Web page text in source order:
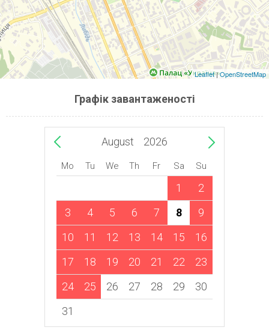
Leaflet|OpenStreetMap
Графік завантаженості
August 2026
Mo Tu We Th Fr Sa Su
1
2
3
4 5 6 7 8
9
10
11 12 13 14 15
16
17
18 19 20 21 22
23
24
25 26 27 28 29
30
31